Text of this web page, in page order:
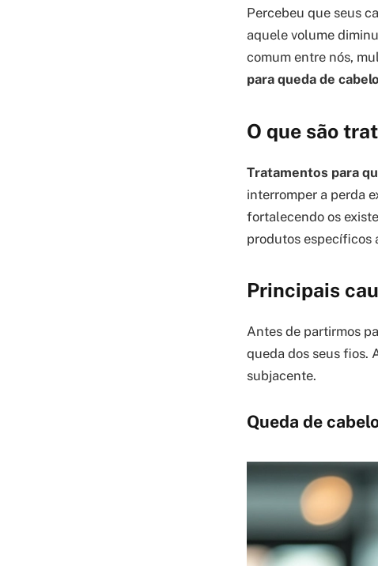
Percebeu que seus
aquele volume
comum entre nós,
para queda de cabelo
O que são
Tratamentos para
interromper a perda
fortalecendo os
produtos específicos
Principais
Antes de partirmos
queda dos seus fios.
subjacente.
Queda de